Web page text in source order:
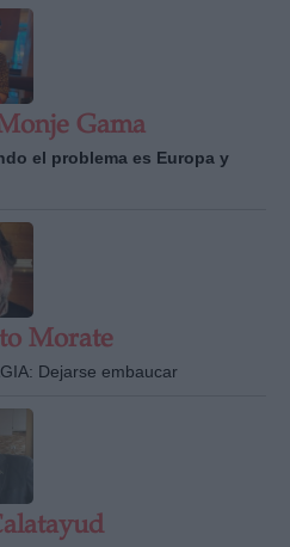
Gama
el problema es Europa y
Morate
Dejarse embaucar